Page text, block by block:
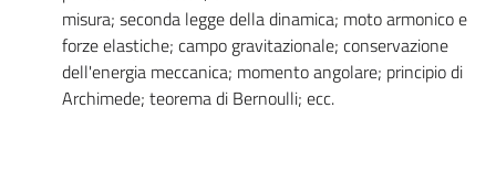
misura; seconda legge della dinamica; moto armonico e
forze elastiche; campo gravitazionale; conservazione
dell'energia meccanica; momento angolare; principio di
Archimede; teorema di Bernoulli; ecc.